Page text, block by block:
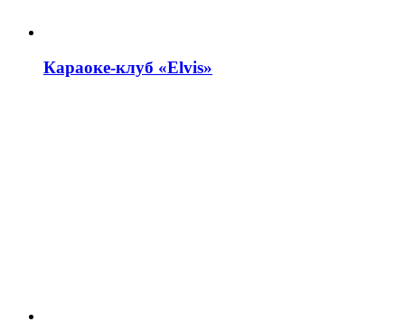
Караоке-клуб «Elvis»